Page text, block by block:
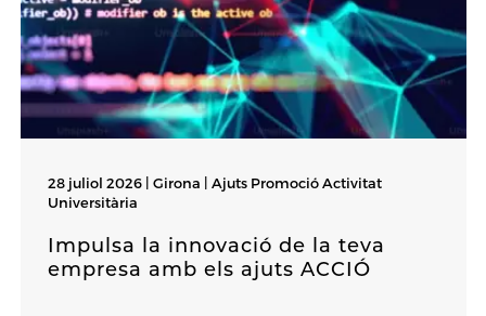
28 juliol 2026 | Girona | Ajuts Promoció Activitat
Universitària
Impulsa la innovació de la teva
empresa amb els ajuts ACCIÓ